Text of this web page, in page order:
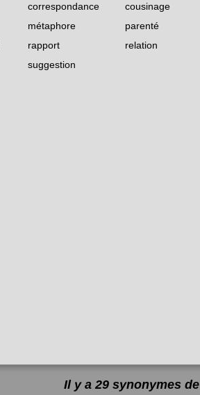
correspondance
cousinage
métaphore
parenté
rapport
relation
suggestion
Il y a 29 synonymes de